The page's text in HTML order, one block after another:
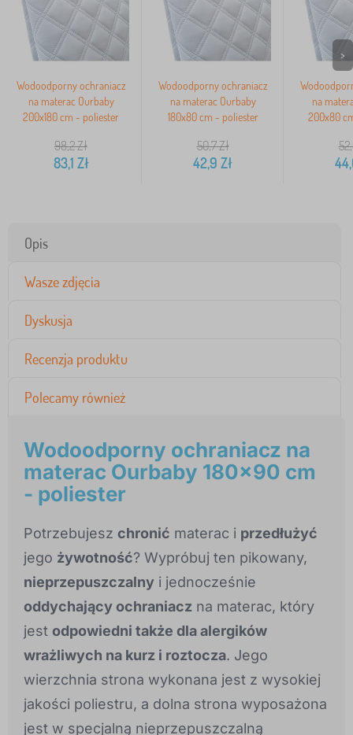
Wodoodporny ochraniacz
na materac Ourbaby
200x180 cm - poliester
98,2Zł
83,1 Zł
Wodoodporny ochraniacz
na materac Ourbaby
180x80 cm - poliester
50,7Zł
42,9 Zł
na
200x80
>
Opis
Wasze zdjęcia
Dyskusja
Recenzja produktu
Polecamy również
Wodoodporny ochraniacz na
materac Ourbaby 180x90 cm
- poliester
Potrzebujesz chronić materac i przedłużyć
jego żywotność? Wypróbuj ten pikowany,
nieprzepuszczalny i jednocześnie
oddychający ochraniacz na materac, który
jest odpowiedni także dla alergików
wrażliwych na kurz i roztocza. Jego
wierzchnia strona wykonana jest z wysokiej
jakości poliestru, a dolna strona wyposażona
jest w specjalną nieprzepuszczalną